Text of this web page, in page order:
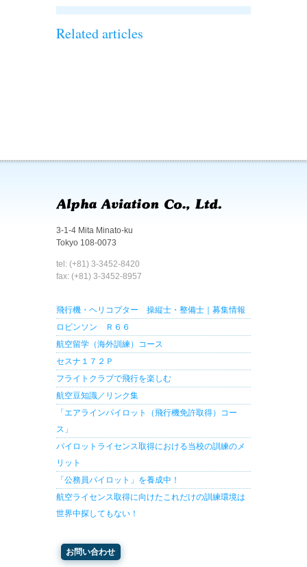
Related articles
3-1-4 Mita Minato-ku
Tokyo 108-0073
tel: (+81) 3-3452-8420
fax: (+81) 3-3452-8957
飛行機・ヘリコプター 操縦士・整備士｜募集情報
ロビンソン Ｒ６６
航空留学（海外訓練）コース
セスナ１７２Ｐ
フライトクラブで飛行を楽しむ
航空豆知識／リンク集
「エアラインパイロット（飛行機免許取得）コー
ス」
パイロットライセンス取得における当校の訓練のメ
リット
「公務員パイロット」を養成中！
航空ライセンス取得に向けたこれだけの訓練環境は
世界中探してもない！
お問い合わせ